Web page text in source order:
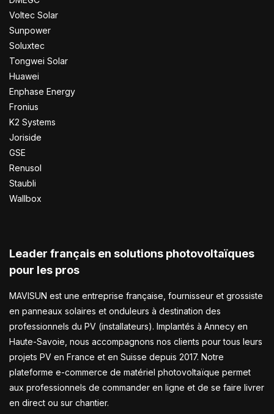
Voltec Solar
Sunpower
Soluxtec
Tongwei Solar
Huawei
Enphase Energy
Fronius
K2 Systems
Joriside
GSE
Renusol
Staubli
Wallbox
Leader français en solutions photovoltaïques
pour les pros
MAVISUN est une entreprise française, fournisseur et grossiste
en panneaux solaires et onduleurs à destination des
professionnels du PV (installateurs). Implantés à Annecy en
Haute-Savoie, nous accompagnons nos clients pour tous leurs
projets PV en France et en Suisse depuis 2017. Notre
plateforme e-commerce de matériel photovoltaïque permet
aux professionnels de commander en ligne et de se faire livrer
en direct ou sur chantier.